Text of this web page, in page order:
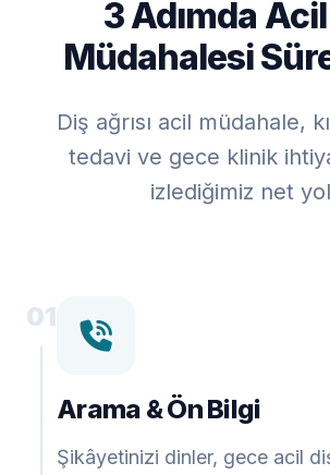
3 Adımda
Müdahalesi
Diş ağrısı acil müdahale,
tedavi ve gece klinik
izlediğimiz net
01
Arama & Ön Bilgi
Şikâyetinizi dinler, gece acil